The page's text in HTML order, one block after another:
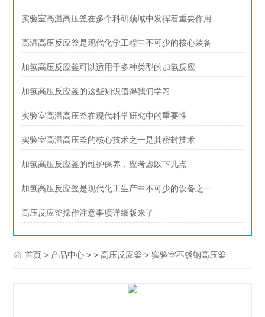
实验室高温高压釜在多个科研领域中发挥着重要作用
高温高压反应釜是现代化学工程中不可少的核心装备
加氢高压反应釜可以适用于多种类型的加氢反应
加氢高压反应釜的这些知识值得我们学习
实验室高温高压釜在现代科学研究中的重要性
实验室高温高压釜的核心技术之一是其密封技术
加氢高压反应釜的维护保养，应考虑以下几点
加氢高压反应釜是现代化工生产中不可少的设备之一
高压反应釜操作注意事项详细版来了
首页 > 产品中心 > >高压反应釜 > 实验室不锈钢高压釜